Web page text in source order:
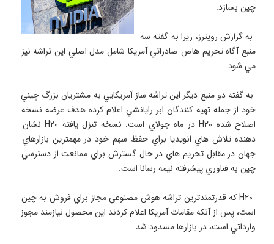
به گزارش رويترز، زيرا به گفته سه
منبع آگاه تحريم هاص صادراتي آمريكا شامل مدل اصلي اين تراشه نيز
به گفته دو منبع ديگر اين تراشه ساز آمريكايي به مشتريان بزرگ چيني
خود از جمله تهيه كنندگان ابر رايانشي اعلام كرده هدف عرضه نسخه
اصلاح شده H۲۰ در ماه جولاي است. نسخه تنزل يافته H۲۰ نشان
دهنده تلاش هاي انويديا براي حفظ سهم خود در مهمترين بازارهاي
جهان در مقابل تحريم هاي در حال گسترش براي ممانعت از دسترسي
H۲۰ كه قدرتمندترين تراشه هوش مصنوعي مجاز براي فروش به چين
است، پس از آنكه مقامات آمريكا اعلام كردند اين محصول نيازمند مجوز